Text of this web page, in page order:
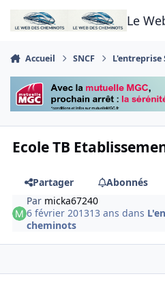
Aller au contenu
Le
Accueil SNCF L'entreprise
Ecole TB
Partager
Abonnés
Par micka67240
6 février 201313 ans dans
cheminots